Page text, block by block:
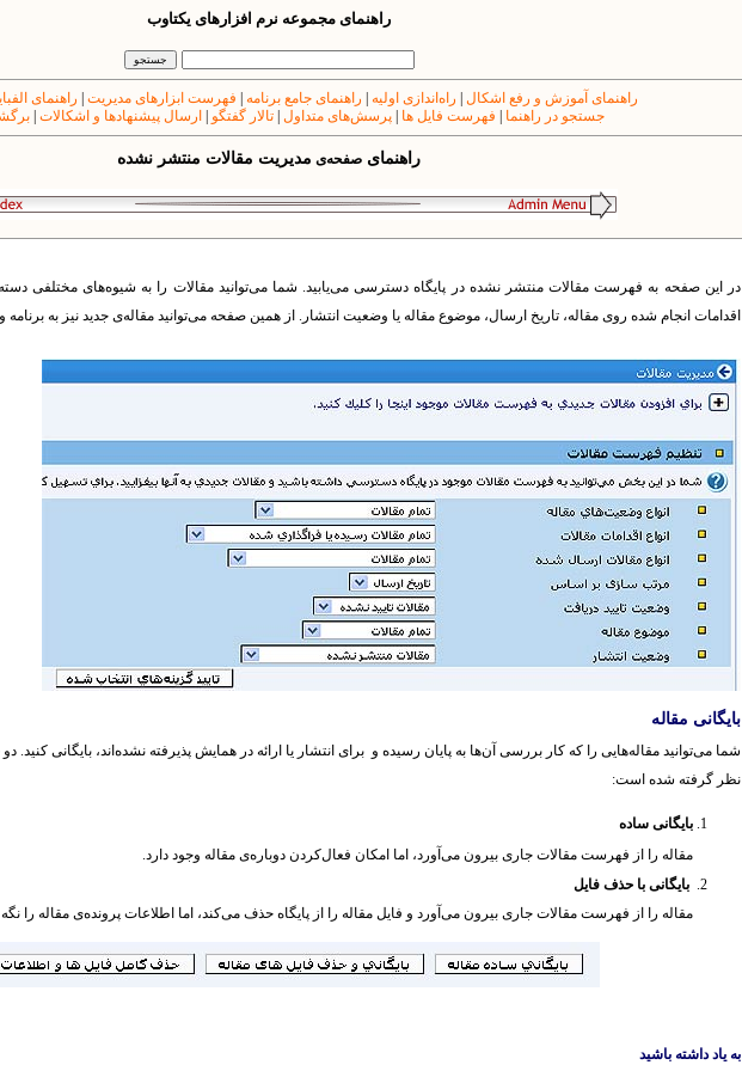
راهنمای مجموعه نرم افزارهای یکتاوب
راهنمای آموزش و رفع اشکال راه‌اندازی اولیه راهنمای جامع برنامه فهرست ابزارهای مدیریت راهنمای
جستجو در راهنما
فهرست فایل ها پرسش‌های متداول تالار گفتگو ارسال پیشنهادها و اشکالات
راهنمای صفحه‌ی مدیریت مقالات منتشر نشده
در این صفحه به فهرست مقالات منتشر نشده در پایگاه دسترسی می‌یابید. شما می‌توانید مقالات را به شیوه‌های مختلفی
اقدامات انجام شده روی مقاله، تاریخ ارسال، موضوع مقاله یا وضعیت انتشار. از همین صفحه می‌توانید مقاله‌ی جدید نیز به برنامه
بایگانی مقاله
شما می‌توانید مقاله‌هایی را که کار بررسی آن‌ها به پایان رسیده و برای انتشار یا ارائه در همایش پذیرفته نشده‌اند، بایگانی کنید.
نظر گرفته شده است:
بایگانی ساده
مقاله را از فهرست مقالات جاری بیرون می‌آورد، اما امکان فعال‌کردن دوباره‌ی مقاله وجود دارد.
بایگانی با حذف فایل
مقاله را از فهرست مقالات جاری بیرون می‌آورد و فایل مقاله را از پایگاه حذف می‌کند، اما اطلاعات پرونده‌ی مقاله را
به یاد داشته باشید